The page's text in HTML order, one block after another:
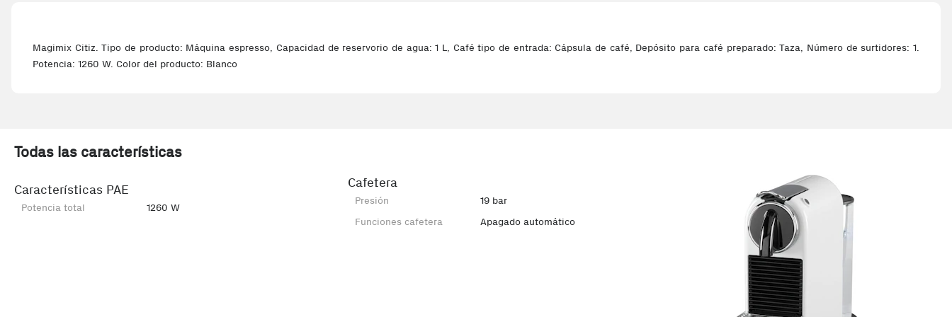
Magimix Citiz. Tipo de producto: Máquina espresso, Capacidad de reservorio de agua: 1 L, Café tipo de entrada: Cápsula de café, Depósito para café preparado: Taza, Número de surtidores: 1.
Potencia: 1260 W. Color del producto: Blanco
Todas las características
Características PAE
Potencia total 1260 W
Cafetera
Presión
19 bar
Funciones cafetera
Apagado automático